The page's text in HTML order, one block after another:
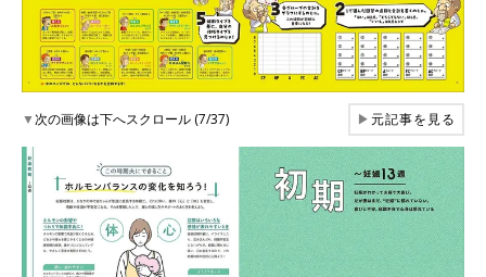
▼次の画像は下へスクロール (7/37) ▶元記事を見る